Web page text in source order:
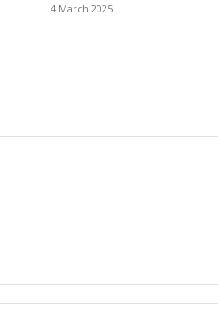
4 March 2025